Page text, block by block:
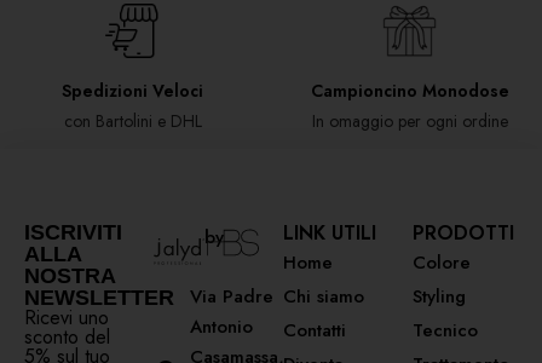
Spedizioni Veloci
con Bartolini e DHL
Campioncino Monodose
In omaggio per ogni ordine
ISCRIVITI
ALLA
NOSTRA
NEWSLETTER
Ricevi uno
sconto del
5% sul tuo
by
Via Padre
Antonio
Casamassa,
LINK UTILI
Home
Chi siamo
Contatti
PRODOTTI
Colore
Styling
Tecnico